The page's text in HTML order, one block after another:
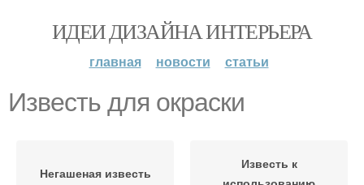
ИДЕИ ДИЗАЙНА ИНТЕРЬЕРА
главная новости статьи
Известь для окраски
Негашеная известь
Известь к